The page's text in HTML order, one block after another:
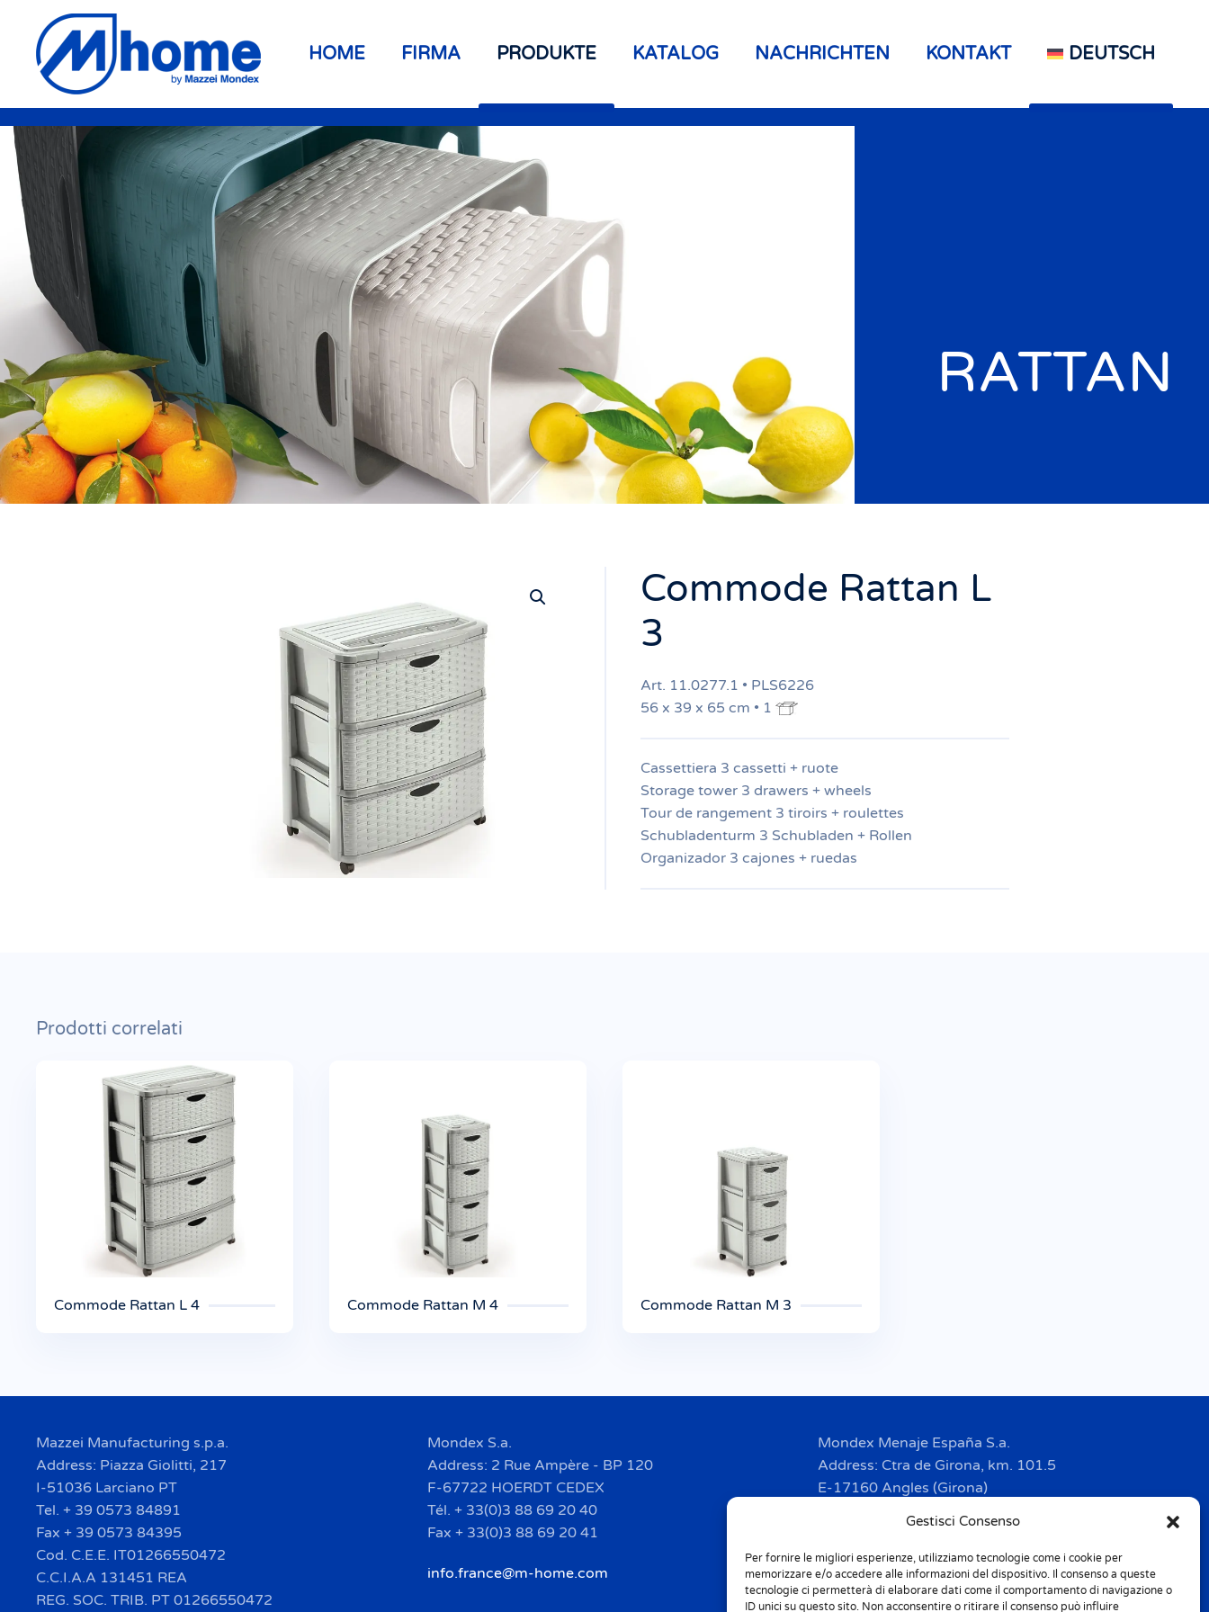
Gestisci Consenso
Per fornire le migliori esperienze, utilizziamo tecnologie come i cookie per
memorizzare e/o accedere alle informazioni del dispositivo. Il consenso a queste
tecnologie ci permetterà di elaborare dati come il comportamento di navigazione o
ID unici su questo sito. Non acconsentire o ritirare il consenso può influire
Zum Hauptinhalt springen HOME FIRMA PRODUKTE KATALOG NACHRICHTEN KONTAKT DEUTSCH
RATTAN
Commode Rattan L
3
Art. 11.0277.1 • PLS6226
56 x 39 x 65 cm • 1
Cassettiera 3 cassetti + ruote
Storage tower 3 drawers + wheels
Tour de rangement 3 tiroirs + roulettes
Schubladenturm 3 Schubladen + Rollen
Organizador 3 cajones + ruedas
Prodotti correlati
Commode Rattan L 4 Commode Rattan M 4 Commode Rattan M 3
Mazzei Manufacturing s.p.a.
Address: Piazza Giolitti, 217
I-51036 Larciano PT
Tel. + 39 0573 84891
Fax + 39 0573 84395
Cod. C.E.E. IT01266550472
C.C.I.A.A 131451 REA
REG. SOC. TRIB. PT 01266550472
Mondex S.a.
Address: 2 Rue Ampère - BP 120
F-67722 HOERDT CEDEX
Tél. + 33(0)3 88 69 20 40
Fax + 33(0)3 88 69 20 41
info.france@m-home.com
Mondex Menaje España S.a.
Address: Ctra de Girona, km. 101.5
E-17160 Angles (Girona)
info.spain@m-home.com